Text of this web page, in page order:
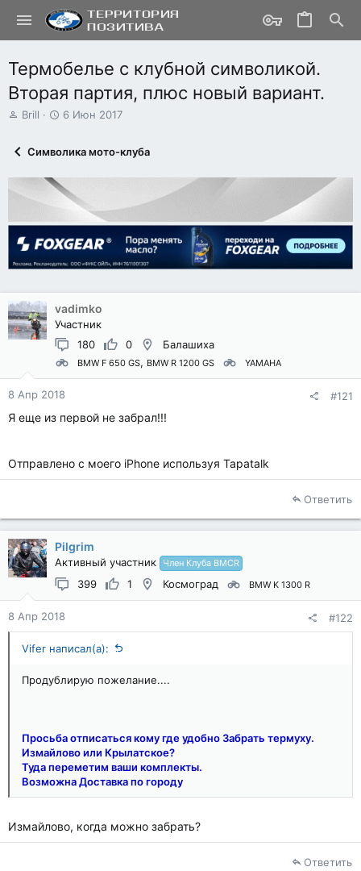
Термобелье с клубной символикой.
Вторая партия, плюс новый вариант.
А
ы
Brill
Д
а
а
ч
л
а
6 Июн 2017
Символика мото-клуба
vadimko
Участник
180
0 Балашиха
BMW F 650 GS BMW R 1200 GS YAMAHA
8 Апр 2018 #121
Я еще из первой не забрал!!!
Отправлено с моего iPhone используя Tapatalk
Ответить
Pilgrim
Активный участник Член Клуба BMCR
399 1 Космоград BMW K 1300 R
8 Апр 2018 #122
Vifer написал(а):
Продублирую пожелание....
Просьба отписаться кому где удобно Забрать термуху.
Измайлово или Крылатское?
Туда переметим ваши комплекты.
Возможна Доставка по городу
Измайлово, когда можно забрать?
Ответить